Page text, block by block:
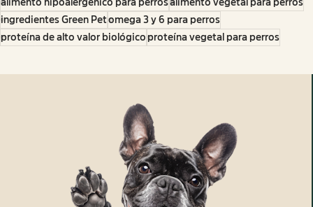
ingredientes Green Pet omega 3 y 6 para perros
proteína de alto valor biológico proteína vegetal para perros